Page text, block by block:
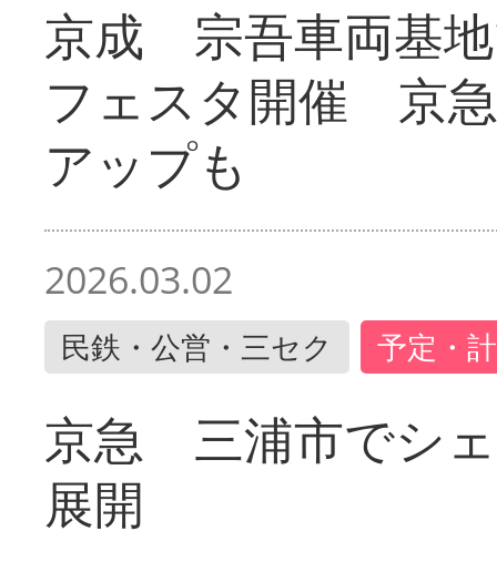
京成 宗吾車両基
フェスタ開催 京
アップも
2026.03.02
民鉄・公営・三セク 予定・
京急 三浦市でシ
展開